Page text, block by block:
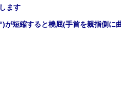
ます
°)が短縮すると橈屈(手首を親指側に